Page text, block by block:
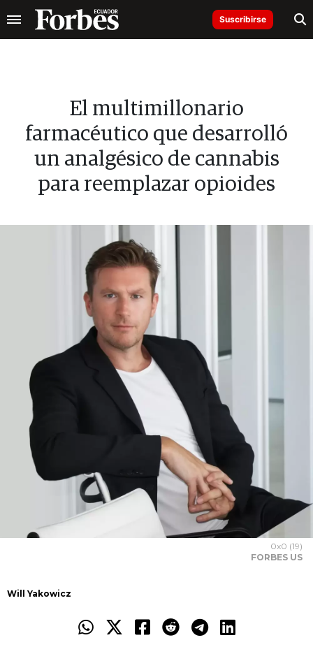
Suscribirse
El multimillonario
farmacéutico que desarrolló
un analgésico de cannabis
para reemplazar opioides
0x0 (19)
FORBES US
Will Yakowicz